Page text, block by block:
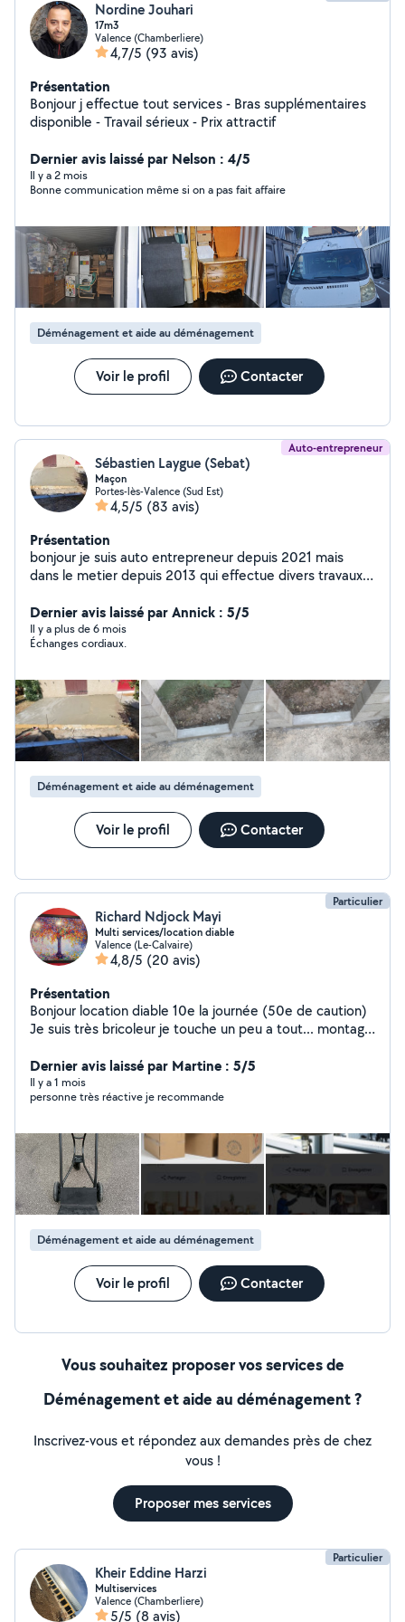
Nordine Jouhari
17m3
Valence (Chamberliere)
4,7/5 (93 avis)
Présentation
Bonjour j effectue tout services - Bras supplémentaires
disponible - Travail sérieux - Prix attractif
Dernier avis laissé par Nelson : 4/5
Il y a 2 mois
Bonne communication même si on a pas fait affaire
Déménagement et aide au déménagement
Voir le profil Contacter
Auto-entrepreneur
Sébastien Laygue (Sebat)
Maçon
Portes-lès-Valence (Sud Est)
4,5/5 (83 avis)
Présentation
bonjour je suis auto entrepreneur depuis 2021 mais
dans le metier depuis 2013 qui effectue divers travaux ,
peinture intérieure et extérieure , jardinage ,
revêtement de sol , je suis maçon de métier , si je peut
vous aider pour divers travaux à effectuer hésiter pas a
Dernier avis laissé par Annick : 5/5
Il y a plus de 6 mois
Échanges cordiaux.
Déménagement et aide au déménagement
Voir le profil Contacter
Particulier
Richard Ndjock Mayi
Multi services/location diable
Valence (Le-Calvaire)
4,8/5 (20 avis)
Présentation
Bonjour location diable 10e la journée (50e de caution)
Je suis très bricoleur je touche un peu a tout... montage
et entretien auto plaquettes de freins vidange pneus
polissage phares ... vélos trottinette réparation Petite
couture à la machine Aide au déménagement et
rapidement même les week-ends Valence et environs
Petits prix
Dernier avis laissé par Martine : 5/5
Il y a 1 mois
personne très réactive je recommande
Déménagement et aide au déménagement
Voir le profil Contacter
Vous souhaitez proposer vos services de
Déménagement et aide au déménagement ?
Inscrivez-vous et répondez aux demandes près de chez
vous !
Proposer mes services
Particulier
Kheir Eddine Harzi
Multiservices
Valence (Chamberliere)
5/5 (8 avis)